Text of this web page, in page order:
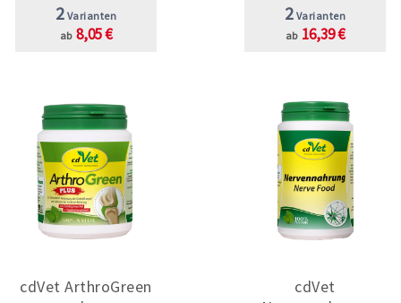
2 Varianten
ab 8,05 €
2 Varianten
ab 16,39 €
cdVet ArthroGreen
cdVet